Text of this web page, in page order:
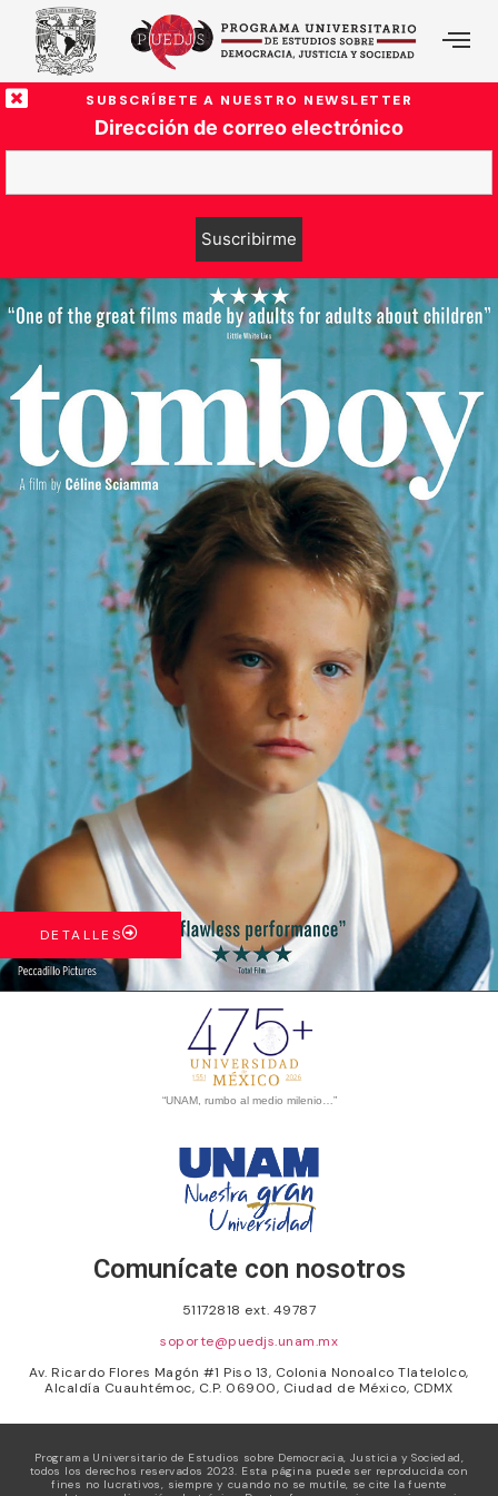
SUBSCRÍBETE A NUESTRO NEWSLETTER
Dirección de correo electrónico
DETALLES
“UNAM, rumbo al medio milenio…”
Comunícate con nosotros
51172818 ext. 49787
soporte@puedjs.unam.mx
Av. Ricardo Flores Magón #1 Piso 13, Colonia Nonoalco Tlatelolco,
Alcaldía Cuauhtémoc, C.P. 06900, Ciudad de México, CDMX
Programa Universitario de Estudios sobre Democracia, Justicia y Sociedad,
todos los derechos reservados 2023. Esta página puede ser reproducida con
fines no lucrativos, siempre y cuando no se mutile, se cite la fuente